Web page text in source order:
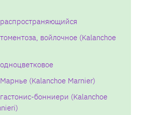
войлочное (Kalanchoe
(Kalanchoe Marnier)
бонниери (Kalanchoe